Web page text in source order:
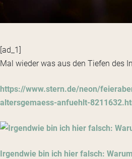
[ad_1]
Mal wieder was aus den Tiefen des
https://www.stern.de/neon/
altersgemaess-anfuehlt-
Irgendwie bin ich hier falsch: